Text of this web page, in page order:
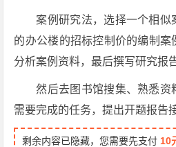
案例研究法，选择一个相似
的办公楼的招标控制价的编制
分析案例资料，最后撰写研究报
然后去图书馆搜集、熟悉资
需要完成的任务，提出开题报告
剩余内容已隐藏，您需要先支付 10